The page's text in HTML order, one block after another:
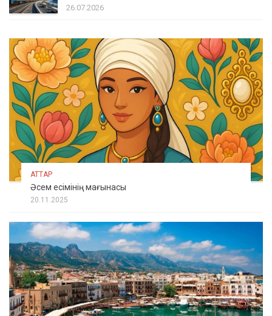
26.07.2026
АТТАР
Әсем есімінің мағынасы
20.11.2025